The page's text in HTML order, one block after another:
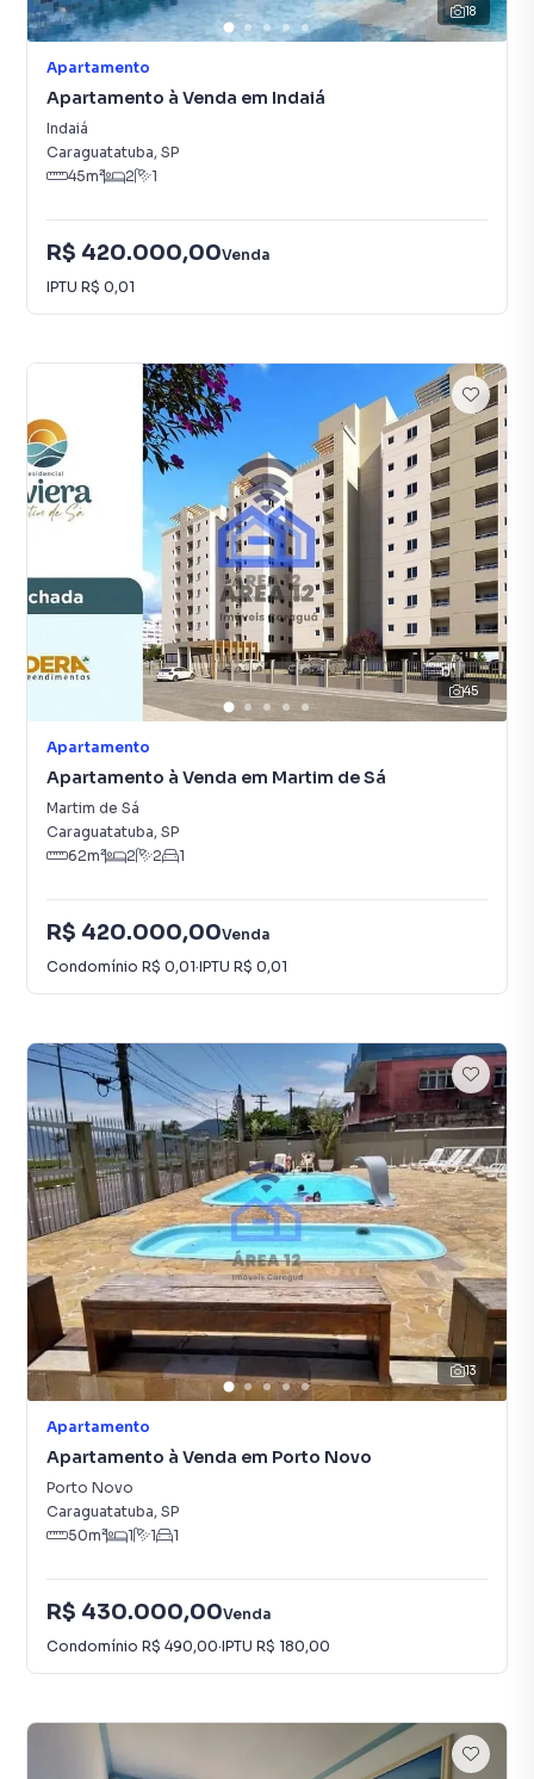
18
Apartamento
Apartamento à Venda em Indaiá
Indaiá
Caraguatatuba, SP
45m² 2 1
R$ 420.000,00Venda
IPTU R$ 0,01
45
Apartamento
Apartamento à Venda em Martim de Sá
Martim de Sá
Caraguatatuba, SP
62m² 2 2 1
R$ 420.000,00Venda
Condomínio R$ 0,01·IPTU R$ 0,01
13
Apartamento
Apartamento à Venda em Porto Novo
Porto Novo
Caraguatatuba, SP
50m² 1 1 1
R$ 430.000,00Venda
Condomínio R$ 490,00·IPTU R$ 180,00